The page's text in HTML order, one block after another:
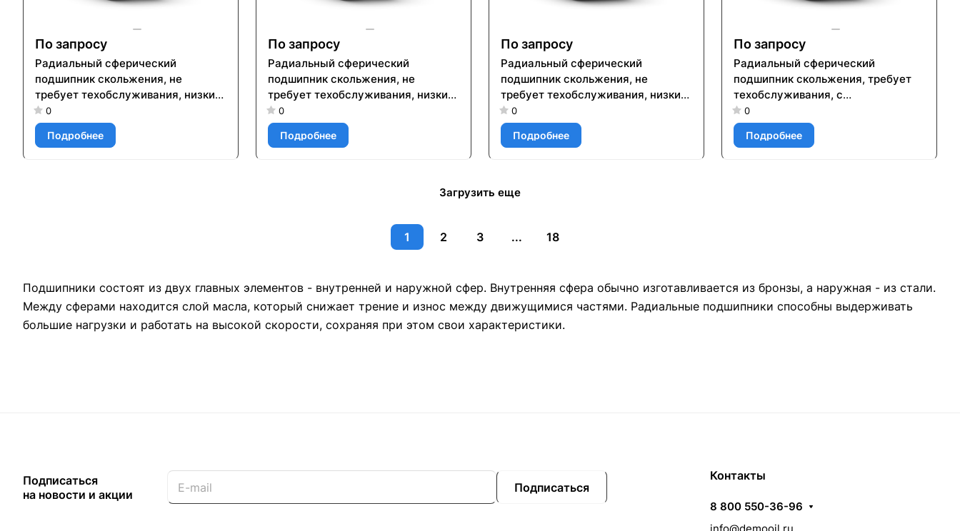
По запросу
Радиальный сферический
подшипник скольжения, не
требует техобслуживания, низкий
коэффициент трения, метрические
размеры GE 160 TXA-2LS
0
Подробнее
По запросу
Радиальный сферический
подшипник скольжения, не
требует техобслуживания, низкий
коэффициент трения, метрические
размеры GE 140 TXA-2LS
0
Подробнее
По запросу
Радиальный сферический
подшипник скольжения, не
требует техобслуживания, низкий
коэффициент трения, метрические
размеры GE 30 TXE-2RS
0
Подробнее
По запросу
Радиальный сферический
подшипник скольжения, требует
техобслуживания, с
уплотнениями, метрические
размеры GEH 100 ESL-2LS
0
Подробнее
Загрузить еще
1 2 3 ... 18
Подшипники состоят из двух главных элементов - внутренней и наружной сфер. Внутренняя сфера обычно изготавливается из бронзы, а наружная - из стали.
Между сферами находится слой масла, который снижает трение и износ между движущимися частями. Радиальные подшипники способны выдерживать
большие нагрузки и работать на высокой скорости, сохраняя при этом свои характеристики.
Подписаться
на новости и акции
Подписаться
Контакты
8 800 550-36-96